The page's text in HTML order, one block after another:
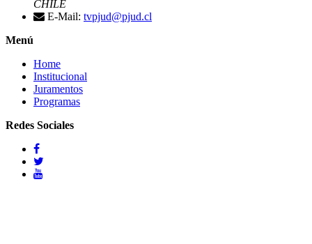
CHILE
E-Mail: tvpjud@pjud.cl
Menú
Home
Institucional
Juramentos
Programas
Redes Sociales